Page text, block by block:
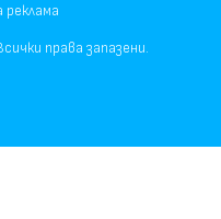
реклама
права запазени.